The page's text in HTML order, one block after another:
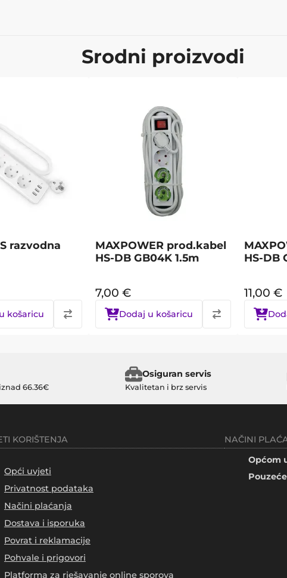
Srodni proizvodi
razvodna
košaricu
MAXPOWER prod.kabel
HS-DB GB04K 1.5m
7,00 €
Dodaj u košaricu
HS-DB
11,00 €
66.36€
Osiguran servis
Kvalitetan i brz servis
KORIŠTENJA
Opći uvjeti
Privatnost podataka
Načini plaćanja
Dostava i isporuka
Povrat i reklamacije
Pohvale i prigovori
Platforma za rješavanje online sporova
NAČINI
Općom